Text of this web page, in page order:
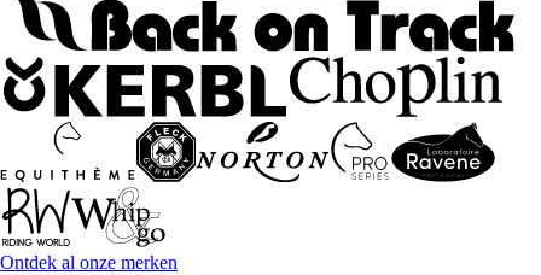
Ontdek al onze merken